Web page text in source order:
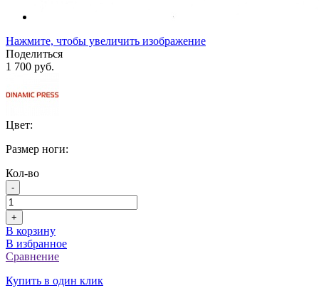
Нажмите, чтобы увеличить изображение
Поделиться
1 700 руб.
Цвет:
Размер ноги:
Кол-во
-
+
В корзину
В избранное
Сравнение
Купить в один клик